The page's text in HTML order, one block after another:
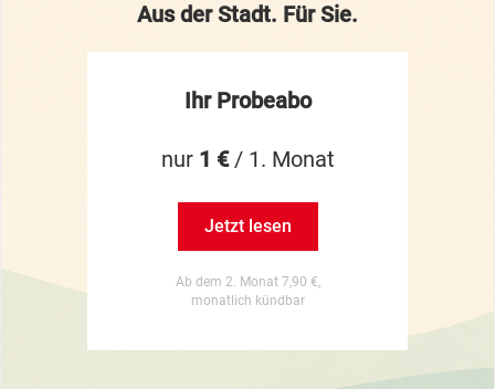
Aus der Stadt. Für Sie.
Ihr Probeabo
nur 1 €/ 1. Monat
Jetzt lesen
Ab dem 2. Monat 7,90 €,
monatlich kündbar